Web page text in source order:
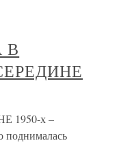
В
1950-х –